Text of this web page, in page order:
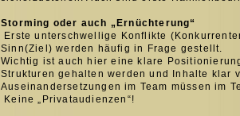
Storming oder auch „Ernüchterung“
Erste unterschwellige Konflikte
Sinn(Ziel) werden häufig in Frage gestellt.
Wichtig ist auch hier eine klare
Strukturen gehalten werden und Inhalte klar
Auseinandersetzungen im Team müssen im
Keine „Privataudienzen“!